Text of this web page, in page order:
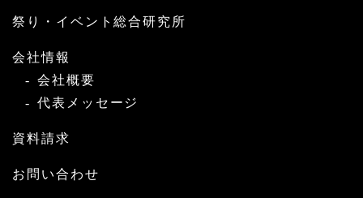
祭り・イベント総合研究所
会社情報
会社概要
代表メッセージ
資料請求
お問い合わせ